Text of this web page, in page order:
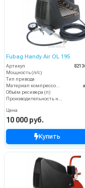
Fubag Handy Air OL 195
Артикул
Мощность (л/с)
Тип привода
Материал компрессорной головки
Объём ресивера (л)
Производительность на выходе (л/мин)
Цена
10 000 руб.
Купить